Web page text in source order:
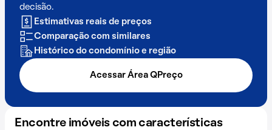
decisão.
Estimativas reais de preços
Comparação com similares
Histórico do condomínio e região
Acessar Área QPreço
Encontre imóveis com características